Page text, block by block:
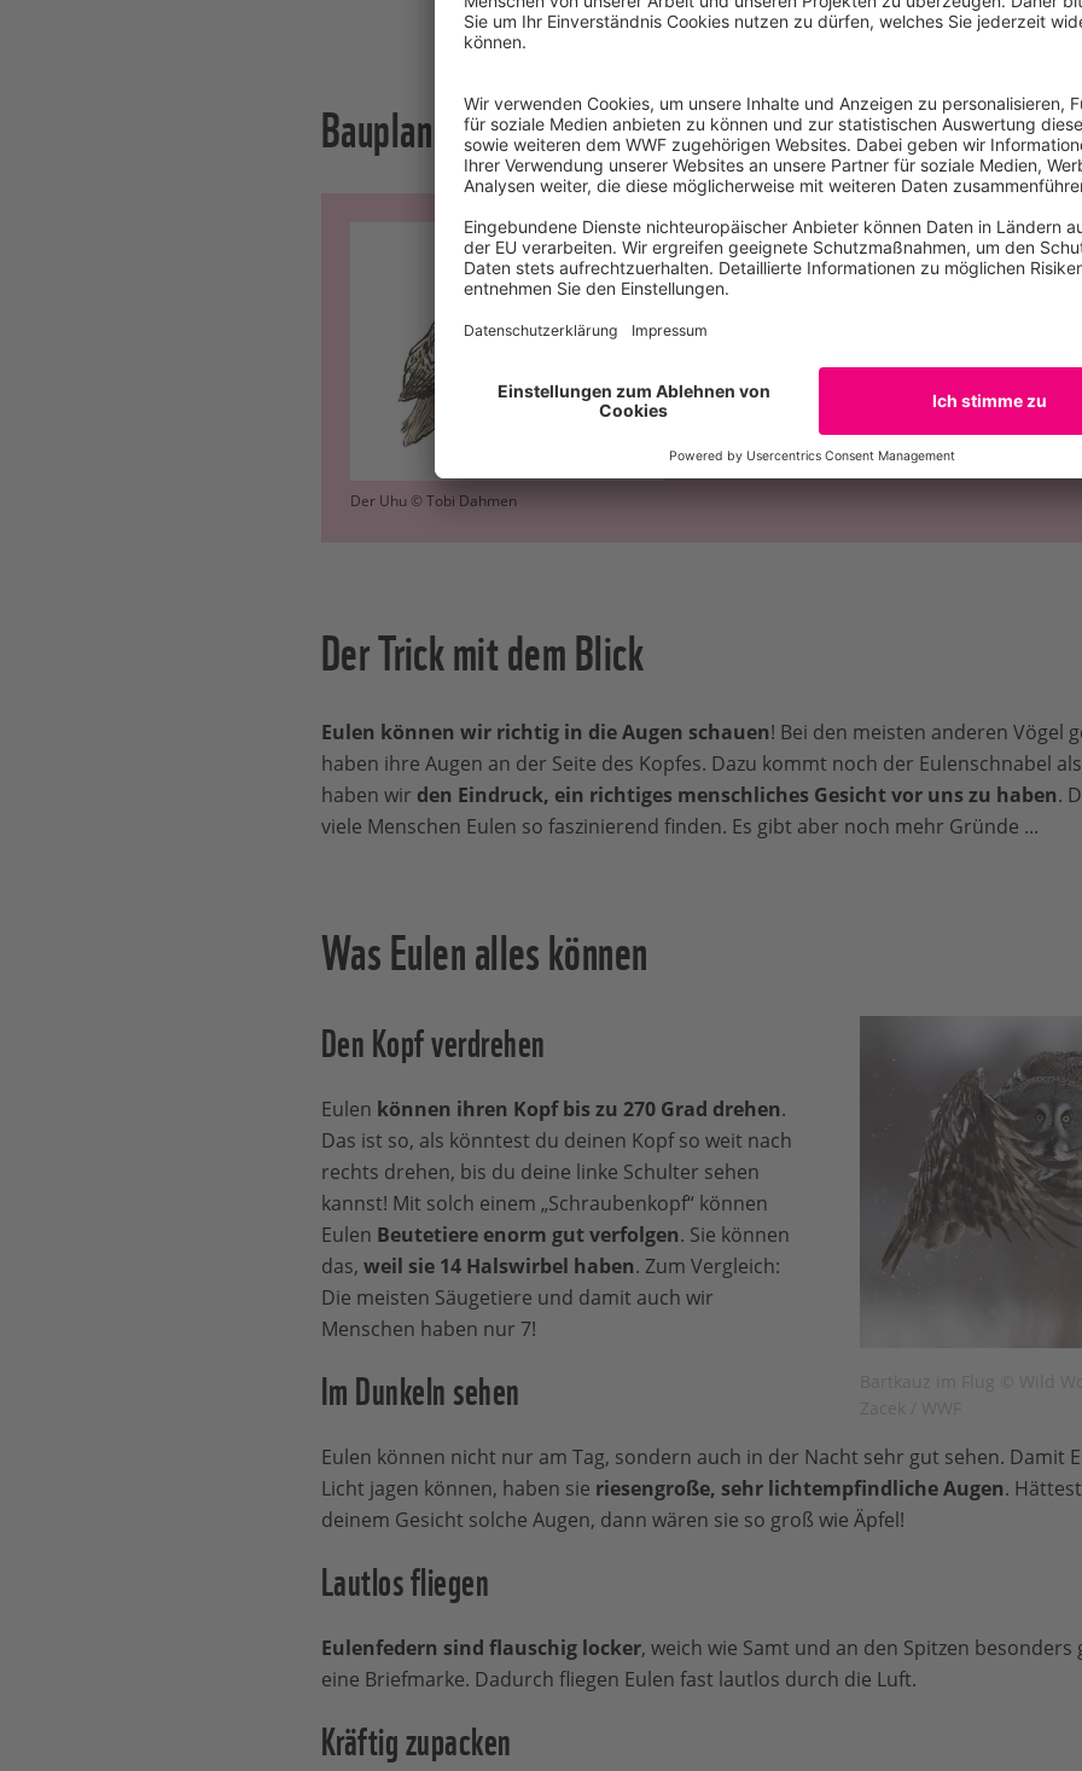
Bauplan der Natur
Der Uhu © Tobi Dahmen
Der Uhu
160 bis 180 Zentimeter
50 Kilometer pro Stunde schnell
Der Trick mit dem Blick
Eulen können wir richtig in die Augen schauen! Bei den meisten anderen Vögel
haben ihre Augen an der Seite des Kopfes. Dazu kommt noch der Eulenschnabel
haben wir den Eindruck, ein richtiges menschliches Gesicht vor uns zu haben.
viele Menschen Eulen so faszinierend finden. Es gibt aber noch mehr Gründe ...
Was Eulen alles können
Den Kopf verdrehen
Eulen können ihren Kopf bis zu 270 Grad drehen.
Das ist so, als könntest du deinen Kopf so weit nach
rechts drehen, bis du deine linke Schulter sehen
kannst! Mit solch einem „Schraubenkopf“ können
Eulen Beutetiere enorm gut verfolgen. Sie können
das, weil sie 14 Halswirbel haben. Zum Vergleich:
Die meisten Säugetiere und damit auch wir
Menschen haben nur 7!
Im Dunkeln sehen
Eulen können nicht nur am Tag, sondern auch in der Nacht sehr gut sehen. Damit
Licht jagen können, haben sie riesengroße, sehr lichtempfindliche Augen.
deinem Gesicht solche Augen, dann wären sie so groß wie Äpfel!
Lautlos fliegen
Eulenfedern sind flauschig locker, weich wie Samt und an den Spitzen besonders
eine Briefmarke. Dadurch fliegen Eulen fast lautlos durch die Luft.
Kräftig zupacken